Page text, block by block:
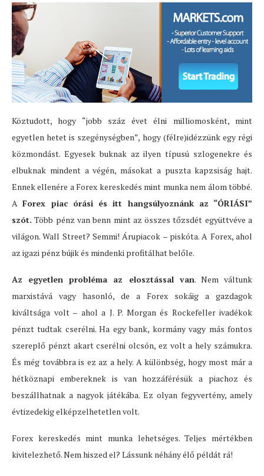
Köztudott, hogy “jobb száz évet élni milliomosként, mint
egyetlen hetet is szegénységben”, hogy (félre)idézzünk egy régi
közmondást. Egyesek buknak az ilyen típusú szlogenekre és
elbuknak mindent a végén, másokat a puszta kapzsiság hajt.
Ennek ellenére a Forex kereskedés mint munka nem álom többé.
AForex piac órási és itt hangsúlyoznánk az “ÓRIÁSI”
szót. Több pénz van benn mint az összes tőzsdét együttvéve a
világon. Wall Street? Semmi! Árupiacok – piskóta. A Forex, ahol
az igazi pénz bújik és mindenki profitálhat belőle.
Az egyetlen probléma az elosztással van. Nem váltunk
marxistává vagy hasonló, de a Forex sokáig a gazdagok
kiváltsága volt – ahol a J. P. Morgan és Rockefeller ivadékok
pénzt tudtak cserélni. Ha egy bank, kormány vagy más fontos
szereplő pénzt akart cserélni olcsón, ez volt a hely számukra.
És még továbbra is ez az a hely. A különbség, hogy most már a
hétköznapi embereknek is van hozzáférésük a piachoz és
beszállhatnak a nagyok játékába. Ez olyan fegyvertény, amely
évtizedekig elképzelhetetlen volt.
Forex kereskedés mint munka lehetséges. Teljes mértékben
kivitelezhető. Nem hiszed el? Lássunk néhány élő példát rá!